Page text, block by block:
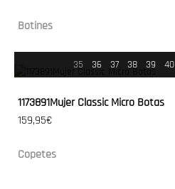
Botines
35 36 37 38 39 40
1173891Mujer Classic Micro Botas
159,95€
Copetes